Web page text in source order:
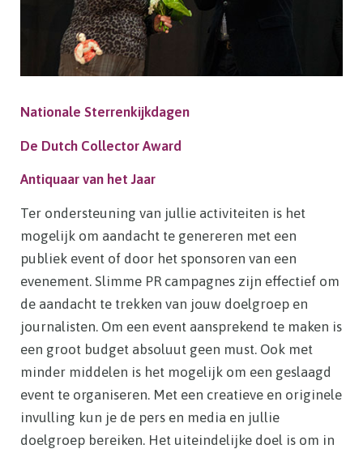
Nationale Sterrenkijkdagen
De Dutch Collector Award
Antiquaar van het Jaar
Ter ondersteuning van jullie activiteiten is het
mogelijk om aandacht te genereren met een
publiek event of door het sponsoren van een
evenement. Slimme PR campagnes zijn effectief om
de aandacht te trekken van jouw doelgroep en
journalisten. Om een event aansprekend te maken is
een groot budget absoluut geen must. Ook met
minder middelen is het mogelijk om een geslaagd
event te organiseren. Met een creatieve en originele
invulling kun je de pers en media en jullie
doelgroep bereiken. Het uiteindelijke doel is om in